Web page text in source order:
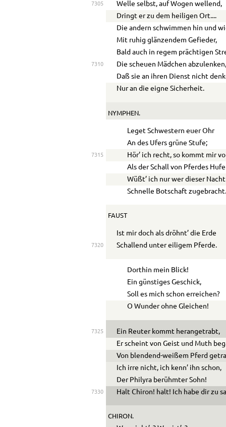
7305
Welle selbst, auf Wogen wellend,
Dringt er zu dem heiligen Ort....
Die andern schwimmen hin und
Mit ruhig glänzendem Gefieder,
Bald auch in regem prächtigen
7310
Die scheuen Mädchen
Daß sie an ihren Dienst nicht
Nur an die eigne Sicherheit.
NYMPHEN.
Leget Schwestern euer Ohr
An des Ufers grüne Stufe;
7315
Hör’ ich recht, so kommt mir
Als der Schall von Pferdes
Wüßt’ ich nur wer dieser Nacht
Schnelle Botschaft
FAUST
Ist mir doch als dröhnt’ die Erde
7320 Schallend unter eiligem Pferde.
Dorthin mein Blick!
Ein günstiges Geschick,
Soll es mich schon erreichen?
O Wunder ohne Gleichen!
7325
Ein Reuter kommt herangetrabt,
Er scheint von Geist und Muth
Von blendend-weißem Pferd
Ich irre nicht, ich kenn’ ihn schon,
Der Philyra berühmter Sohn!
7330 Halt Chiron! halt! Ich habe dir zu
CHIRON.